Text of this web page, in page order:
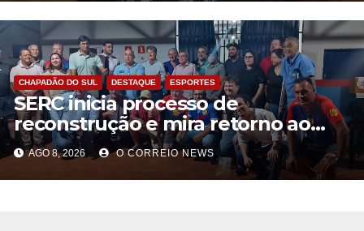
CHAPADÃO DO SUL DESTAQUE ESPORTES
SERC inicia processo de
reconstrução e mira retorno ao
futebol profissional em Chapadão
do Sul
AGO 8, 2026 O CORREIO NEWS